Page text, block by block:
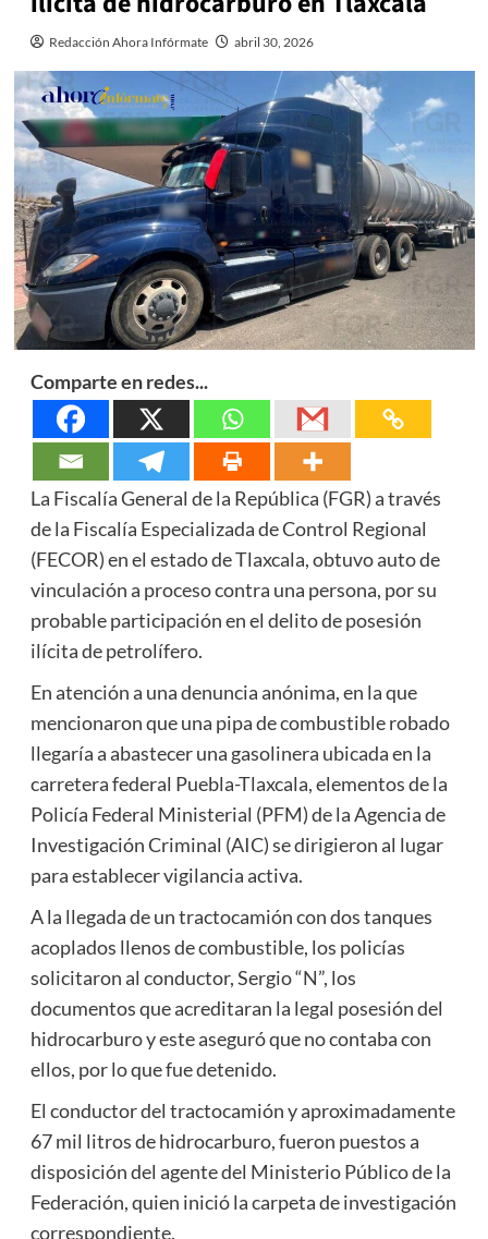
Redacción Ahora Infórmate abril 30, 2026
Comparte en redes...
La Fiscalía General de la República (FGR) a través
de la Fiscalía Especializada de Control Regional
(FECOR) en el estado de Tlaxcala, obtuvo auto de
vinculación a proceso contra una persona, por su
probable participación en el delito de posesión
ilícita de petrolífero.
En atención a una denuncia anónima, en la que
mencionaron que una pipa de combustible robado
llegaría a abastecer una gasolinera ubicada en la
carretera federal Puebla-Tlaxcala, elementos de la
Policía Federal Ministerial (PFM) de la Agencia de
Investigación Criminal (AIC) se dirigieron al lugar
para establecer vigilancia activa.
A la llegada de un tractocamión con dos tanques
acoplados llenos de combustible, los policías
solicitaron al conductor, Sergio “N”, los
documentos que acreditaran la legal posesión del
hidrocarburo y este aseguró que no contaba con
ellos, por lo que fue detenido.
El conductor del tractocamión y aproximadamente
67 mil litros de hidrocarburo, fueron puestos a
disposición del agente del Ministerio Público de la
Federación, quien inició la carpeta de investigación
correspondiente.